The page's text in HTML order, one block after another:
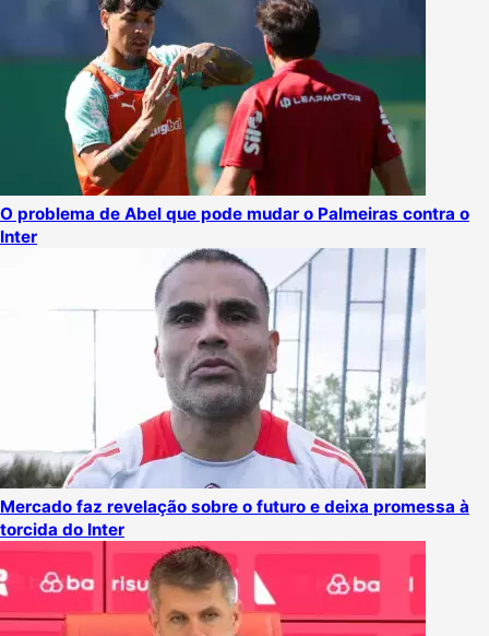
O problema de Abel que pode mudar o Palmeiras contra o
Inter
Mercado faz revelação sobre o futuro e deixa promessa à
torcida do Inter